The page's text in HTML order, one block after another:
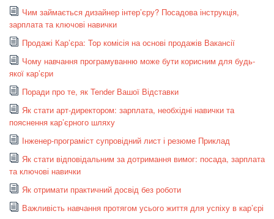
Чим займається дизайнер інтер’єру? Посадова інструкція,
зарплата та ключові навички
Продажі Кар’єра: Top комісія на основі продажів Вакансії
Чому навчання програмуванню може бути корисним для будь-
якої кар’єри
Поради про те, як Tender Вашої Відставки
Як стати арт-директором: зарплата, необхідні навички та
пояснення кар’єрного шляху
Інженер-програміст супровідний лист і резюме Приклад
Як стати відповідальним за дотримання вимог: посада, зарплата
та ключові навички
Як отримати практичний досвід без роботи
Важливість навчання протягом усього життя для успіху в кар’єрі